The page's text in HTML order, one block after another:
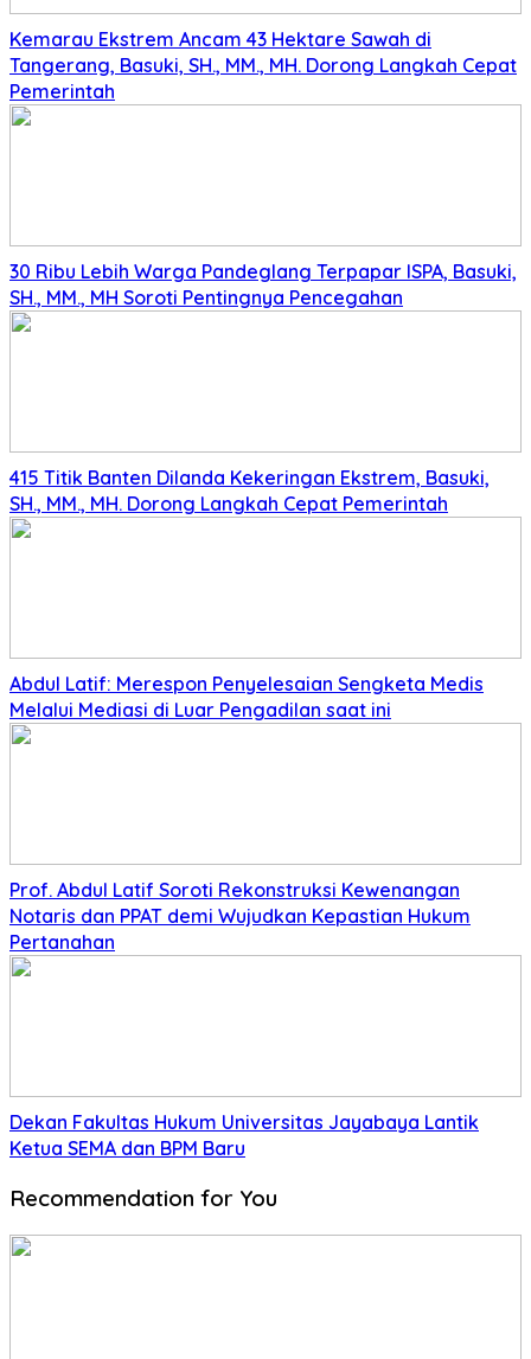
Kemarau Ekstrem Ancam 43 Hektare Sawah di
Tangerang, Basuki, SH., MM., MH. Dorong Langkah Cepat
Pemerintah
30 Ribu Lebih Warga Pandeglang Terpapar ISPA, Basuki,
SH., MM., MH Soroti Pentingnya Pencegahan
415 Titik Banten Dilanda Kekeringan Ekstrem, Basuki,
SH., MM., MH. Dorong Langkah Cepat Pemerintah
Abdul Latif: Merespon Penyelesaian Sengketa Medis
Melalui Mediasi di Luar Pengadilan saat ini
Prof. Abdul Latif Soroti Rekonstruksi Kewenangan
Notaris dan PPAT demi Wujudkan Kepastian Hukum
Pertanahan
Dekan Fakultas Hukum Universitas Jayabaya Lantik
Ketua SEMA dan BPM Baru
Recommendation for You